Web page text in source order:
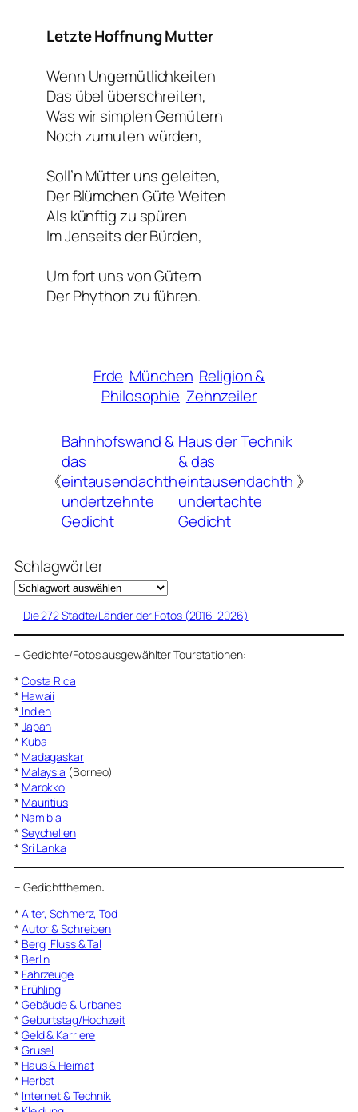
Letzte Hoffnung Mutter
Wenn Ungemütlichkeiten
Das übel überschreiten,
Was wir simplen Gemütern
Noch zumuten würden,
Soll’n Mütter uns geleiten,
Der Blümchen Güte Weiten
Als künftig zu spüren
Im Jenseits der Bürden,
Um fort uns von Gütern
Der Phython zu führen.
Erde München Religion &
Philosophie Zehnzeiler
《
Bahnhofswand &
das
eintausendachth
undertzehnte
Gedicht
Haus der Technik
& das
eintausendachth
undertachte
Gedicht
》
Schlagwörter
– Die 272 Städte/Länder der Fotos (2016-2026)
– Gedichte/Fotos ausgewählter Tourstationen:
* Costa Rica
* Hawaii
* Indien
* Japan
* Kuba
* Madagaskar
* Malaysia (Borneo)
* Marokko
* Mauritius
* Namibia
* Seychellen
* Sri Lanka
– Gedichtthemen:
* Alter, Schmerz, Tod
* Autor & Schreiben
* Berg, Fluss & Tal
* Berlin
* Fahrzeuge
* Frühling
* Gebäude & Urbanes
* Geburtstag/Hochzeit
* Geld & Karriere
* Grusel
* Haus & Heimat
* Herbst
* Internet & Technik